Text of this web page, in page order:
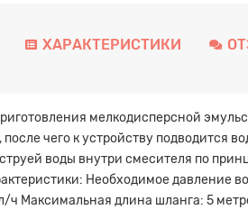
ХАРАКТЕРИСТИКИ
мелкодисперсной
чего к устройству подводится
воды внутри смесителя по
Необходимое давление
ч Максимальная длина шланга: 5